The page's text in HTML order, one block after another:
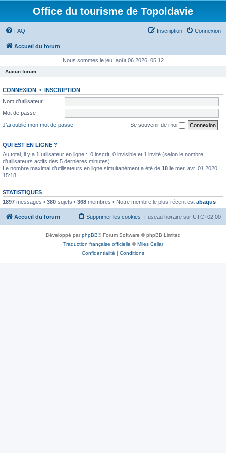
Office du tourisme de Topoldavie
FAQ Connexion
Inscription
Accueil du forum
Nous sommes le jeu. août 06 2026, 05:12
Aucun forum.
CONNEXION • INSCRIPTION
Nom d’utilisateur :
Mot de passe :
J’ai oublié mon mot de passe
Se souvenir de moi
QUI EST EN LIGNE ?
Au total, il y a 1 utilisateur en ligne :: 0 inscrit, 0 invisible et 1 invité (selon le nombre
d’utilisateurs actifs des 5 dernières minutes)
Le nombre maximal d’utilisateurs en ligne simultanément a été de 18 le mer. avr. 01 2020,
15:18
STATISTIQUES
1897 messages • 380 sujets • 368 membres • Notre membre le plus récent est abaqus
Accueil du forum Fuseau horaire sur UTC+02:00
Supprimer les cookies
Développé parphpBB® Forum Software © phpBB Limited
Traduction française officielle ©Miles Cellar
Confidentialité | Conditions